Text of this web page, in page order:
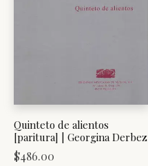
Quinteto de alientos
[paritura] | Georgina Derbez
$486.00